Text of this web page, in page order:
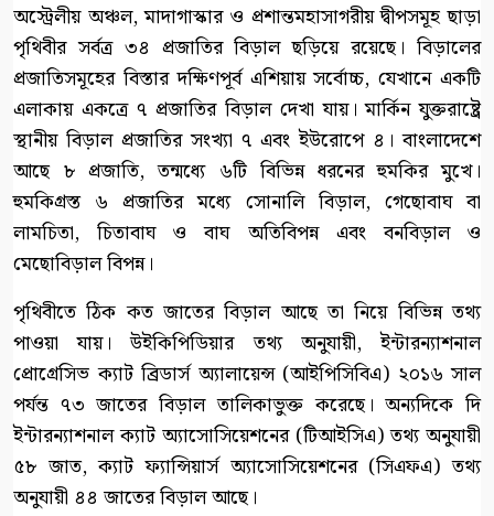
অস্ট্রেলীয় অঞ্চল, মাদাগাস্কার ও প্রশান্তমহাসাগরীয় দ্বীপসমূহ ছাড়া
পৃথিবীর সর্বত্র ৩৪ প্রজাতির বিড়াল ছড়িয়ে রয়েছে। বিড়ালের
প্রজাতিসমূহের বিস্তার দক্ষিণপূর্ব এশিয়ায় সর্বোচ্চ, যেখানে একটি
এলাকায় একত্রে ৭ প্রজাতির বিড়াল দেখা যায়। মার্কিন যুক্তরাষ্ট্রে
স্থানীয় বিড়াল প্রজাতির সংখ্যা ৭ এবং ইউরোপে ৪। বাংলাদেশে
আছে ৮ প্রজাতি, তন্মধ্যে ৬টি বিভিন্ন ধরনের হুমকির মুখে।
হুমকিগ্রস্ত ৬ প্রজাতির মধ্যে সোনালি বিড়াল, গেছোবাঘ বা
লামচিতা, চিতাবাঘ ও বাঘ অতিবিপন্ন এবং বনবিড়াল ও
মেছোবিড়াল বিপন্ন।
পৃথিবীতে ঠিক কত জাতের বিড়াল আছে তা নিয়ে বিভিন্ন তথ্য
পাওয়া যায়। উইকিপিডিয়ার তথ্য অনুযায়ী, ইন্টারন্যাশনাল
প্রোগ্রেসিভ ক্যাট ব্রিডার্স অ্যালায়েন্স (আইপিসিবিএ) ২০১৬ সাল
পর্যন্ত ৭৩ জাতের বিড়াল তালিকাভুক্ত করেছে। অন্যদিকে দি
ইন্টারন্যাশনাল ক্যাট অ্যাসোসিয়েশনের (টিআইসিএ) তথ্য অনুযায়ী
৫৮ জাত, ক্যাট ফ্যান্সিয়ার্স অ্যাসোসিয়েশনের (সিএফএ) তথ্য
অনুযায়ী ৪৪ জাতের বিড়াল আছে।